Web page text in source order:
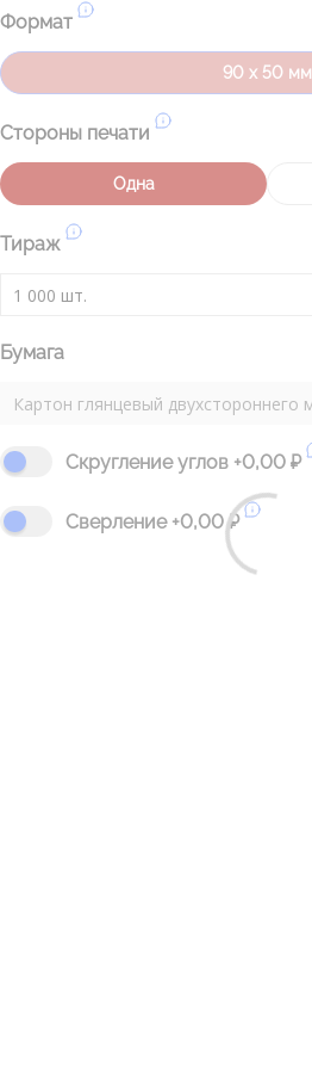
Формат
90 х 50 мм
Стороны печати
Одна
Тираж
Бумага
Скругление углов +0,00 ₽
Сверление +0,00 ₽